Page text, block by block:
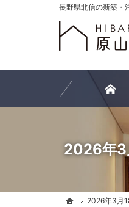
2026年3
ホーム
2026年3月
ホーム
2026年3月